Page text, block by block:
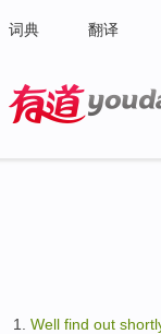
词典 翻译
Well find out